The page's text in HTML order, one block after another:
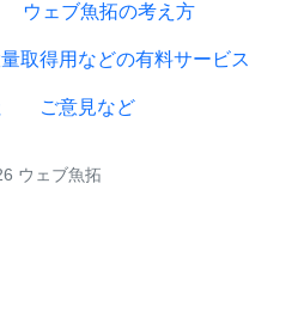
ウェブ魚拓の考え方
取得用などの有料サービス
ご意見など
ウェブ魚拓